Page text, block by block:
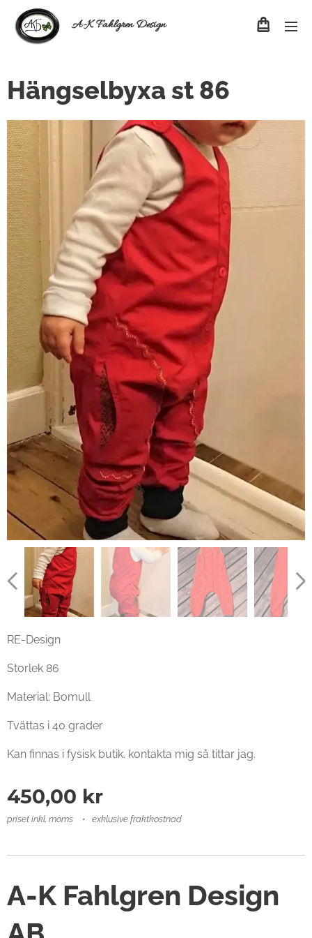
A-K Fahlgren Design
Hängselbyxa st 86
RE-Design
Storlek 86
Material: Bomull
Tvättas i 40 grader
Kan finnas i fysisk butik. kontakta mig så tittar jag.
450,00 kr
priset inkl. moms exklusive fraktkostnad
A-K Fahlgren Design